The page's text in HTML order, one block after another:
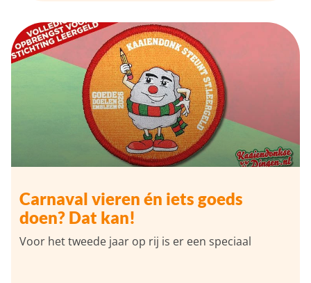
Carnaval vieren én iets goeds
doen? Dat kan!
Voor het tweede jaar op rij is er een speciaal